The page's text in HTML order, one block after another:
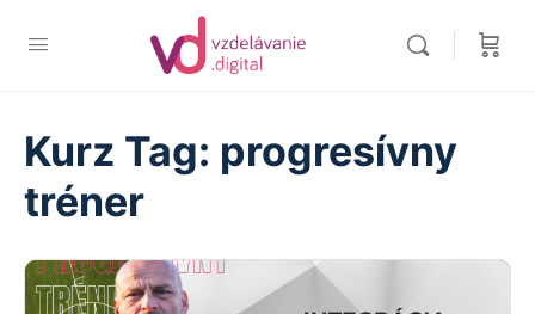
Kurz Tag: progresívny
tréner